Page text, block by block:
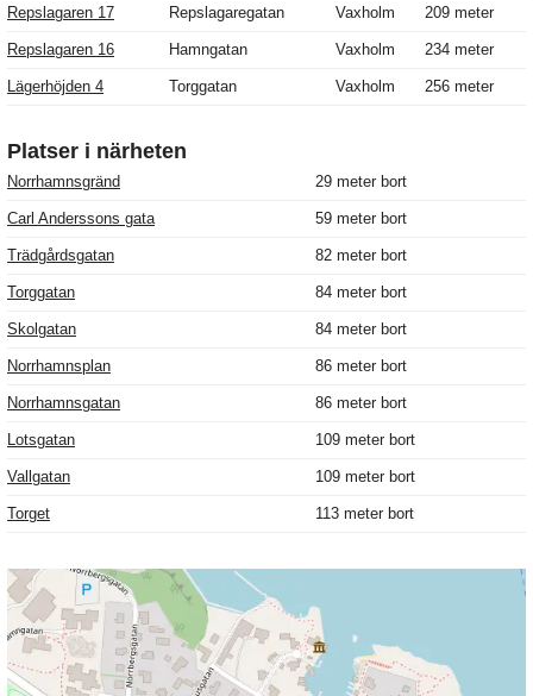
Repslagaren 17 Repslagaregatan Vaxholm 209 meter
Repslagaren 16 Hamngatan Vaxholm 234 meter
Lägerhöjden 4 Torggatan Vaxholm 256 meter
Platser i närheten
Norrhamnsgränd 29 meter bort
Carl Anderssons gata 59 meter bort
Trädgårdsgatan 82 meter bort
Torggatan 84 meter bort
Skolgatan 84 meter bort
Norrhamnsplan 86 meter bort
Norrhamnsgatan 86 meter bort
Lotsgatan 109 meter bort
Vallgatan 109 meter bort
Torget 113 meter bort